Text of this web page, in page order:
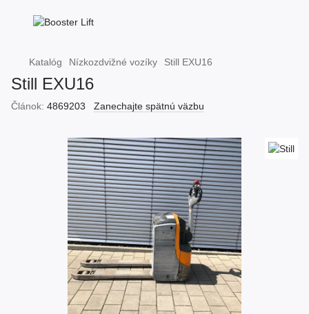
Katalóg Nízkozdvižné vozíky Still EXU16
Still EXU16
Článok: 4869203 Zanechajte spätnú väzbu